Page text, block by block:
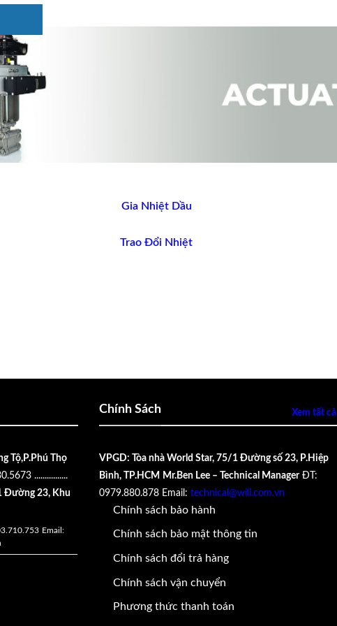
Gia Nhiệt Dầu
Trao Đổi Nhiệt
Tộ,P.Phú Thọ
................
Đường 23, Khu
Email:
Chính Sách Xem tất cả
VPGD: Tòa nhà World Star, 75/1 Đường số 23, P.Hiệp
Bình, TP.HCM Mr.Ben Lee – Technical Manager ĐT:
0979.880.878 Email: technical@wili.com.vn
Chính sách bảo hành
Chính sách bảo mật thông tin
Chính sách đổi trả hàng
Chính sách vận chuyển
Phương thức thanh toán